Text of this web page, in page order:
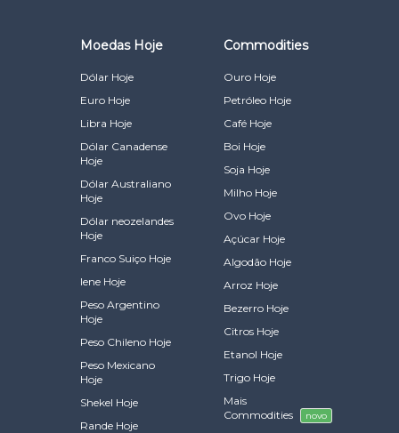
Moedas Hoje
Dólar Hoje
Euro Hoje
Libra Hoje
Dólar Canadense
Hoje
Dólar Australiano
Hoje
Dólar neozelandes
Hoje
Franco Suiço Hoje
Iene Hoje
Peso Argentino
Hoje
Peso Chileno Hoje
Peso Mexicano
Hoje
Shekel Hoje
Rande Hoje
Commodities
Ouro Hoje
Petróleo Hoje
Café Hoje
Boi Hoje
Soja Hoje
Milho Hoje
Ovo Hoje
Açúcar Hoje
Algodão Hoje
Arroz Hoje
Bezerro Hoje
Citros Hoje
Etanol Hoje
Trigo Hoje
Mais
Commodities
novo